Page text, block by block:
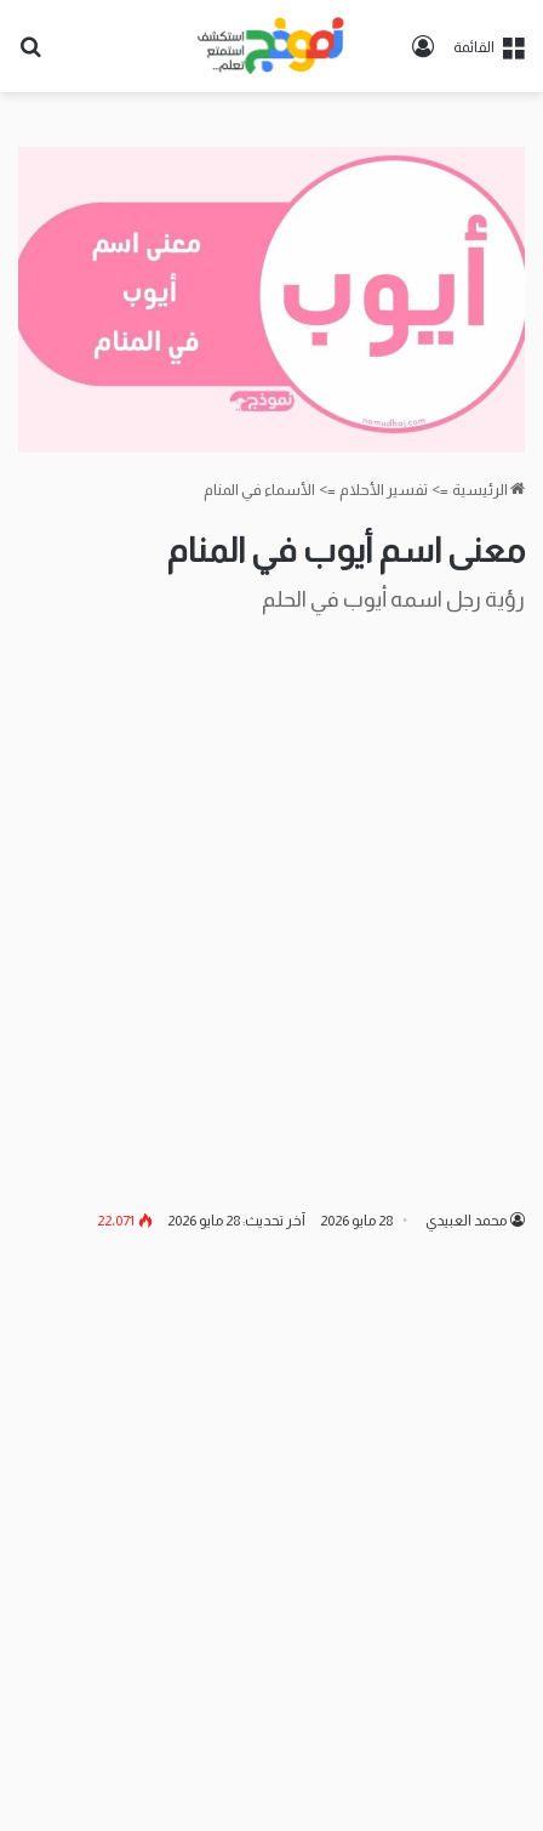
القائمة
تسجيل
الرئيسية => تفسير الأحلام => الأسماء في المنام
معنى اسم أيوب في المنام
رؤية رجل اسمه أيوب في الحلم
محمد العبيدي 28 مايو 2026 آخر تحديث: 28 مايو 2026 22٬071